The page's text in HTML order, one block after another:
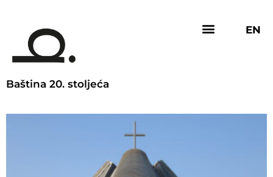
Baština 20. stoljeća
EN